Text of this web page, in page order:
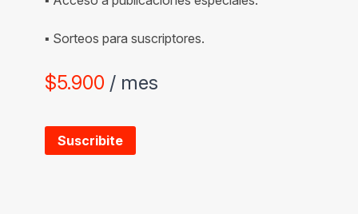
▪ Sorteos para suscriptores.
$5.900 / mes
Suscribite